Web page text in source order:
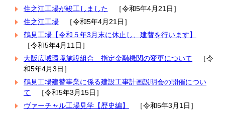
住之江工場が竣工しました ［令和5年4月21日］
住之江工場 ［令和5年4月21日］
鶴見工場【令和５年3月末に休止し、建替を行います】
［令和5年4月11日］
大阪広域環境施設組合 指定金融機関の変更について ［令
和5年4月3日］
鶴見工場建替事業に係る建設工事計画説明会の開催につい
て ［令和5年3月15日］
ヴァーチャル工場見学【歴史編】
［令和5年3月1日］